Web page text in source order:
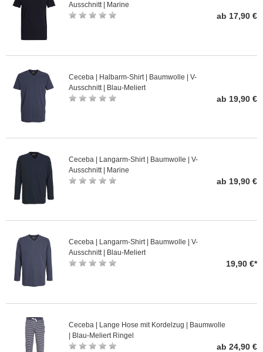
Ausschnitt | Marine
ab 17,90 €
Ceceba | Halbarm-Shirt | Baumwolle | V-
Ausschnitt | Blau-Meliert
ab 19,90 €
Ceceba | Langarm-Shirt | Baumwolle | V-
Ausschnitt | Marine
ab 19,90 €
Ceceba | Langarm-Shirt | Baumwolle | V-
Ausschnitt | Blau-Meliert
19,90 €*
Ceceba | Lange Hose mit Kordelzug | Baumwolle
| Blau-Meliert Ringel
ab 24,90 €